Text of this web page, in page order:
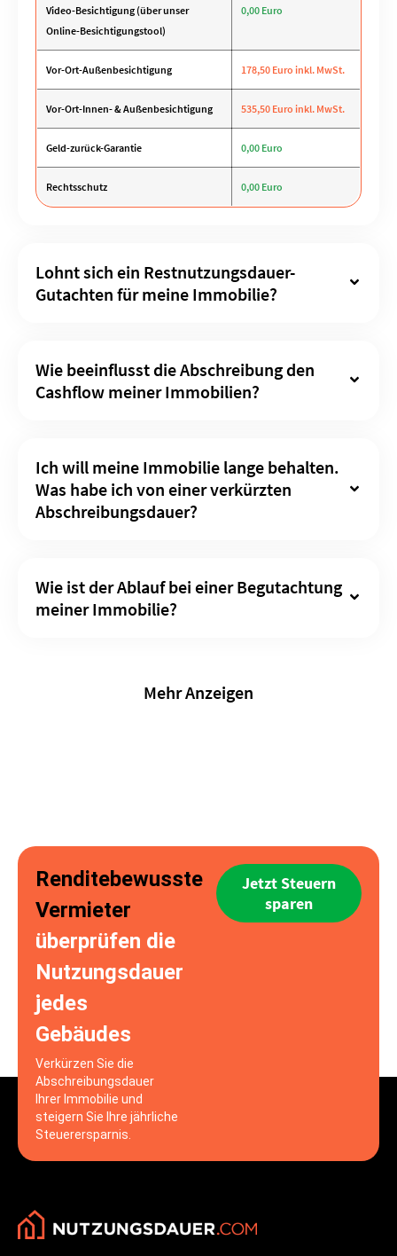
Video-Besichtigung (über unser
Online-Besichtigungstool)
0,00 Euro
Vor-Ort-Außenbesichtigung 178,50 Euro inkl. MwSt.
Vor-Ort-Innen- & Außenbesichtigung 535,50 Euro inkl. MwSt.
Geld-zurück-Garantie 0,00 Euro
Rechtsschutz 0,00 Euro
Lohnt sich ein Restnutzungsdauer-
Gutachten für meine Immobilie?
Wie beeinflusst die Abschreibung den
Cashflow meiner Immobilien?
Ich will meine Immobilie lange behalten.
Was habe ich von einer verkürzten
Abschreibungsdauer?
Wie ist der Ablauf bei einer Begutachtung
meiner Immobilie?
Mehr Anzeigen
Renditebewusste
Vermieter
überprüfen die
Nutzungsdauer
jedes
Gebäudes
Verkürzen Sie die
Abschreibungsdauer
Ihrer Immobilie und
steigern Sie Ihre jährliche
Steuerersparnis.
Jetzt Steuern
sparen